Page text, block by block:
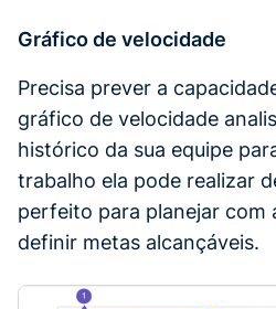
Gráfico de velocidade
Precisa prever a
gráfico de velocidade
histórico da sua equipe
trabalho ela pode realizar
perfeito para planejar com
definir metas alcançáveis.